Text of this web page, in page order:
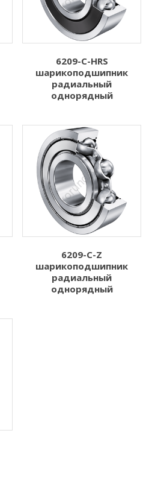
6209-C-HRS
шарикоподшипник
радиальный
однорядный
6209-C-Z
шарикоподшипник
радиальный
однорядный